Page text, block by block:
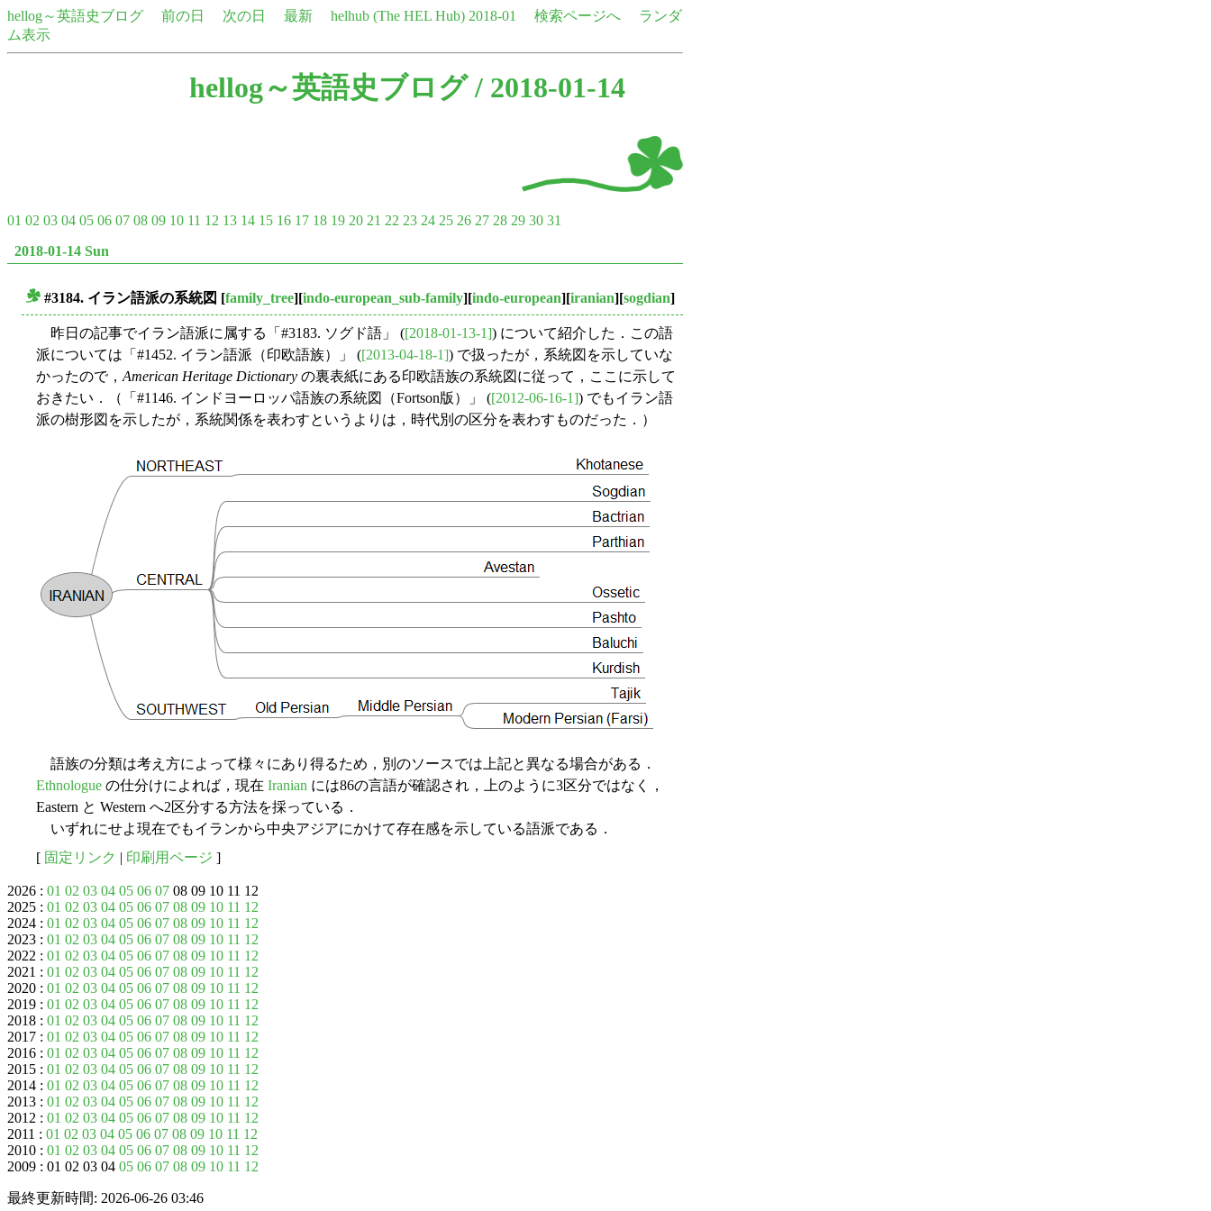
hellog～英語史ブログ 前の日 次の日 最新 helhub (The HEL Hub) 2018-01 検索ページへ
ランダ
ム表示
hellog～英語史ブログ/ 2018-01-14
01 02 03 04 05 06 07 08 09 10 11 12 13 14 15 16 17 18 19 20 21 22 23 24 25 26 27 28 29 30 31
2018-01-14 Sun
#3184. イラン語派の系統図 [family_tree][indo-european_sub-family][indo-european][iranian][sogdian]
昨日の記事でイラン語派に属する「#3183. ソグド語」 ([2018-01-13-1]) について紹介した．この語
派については「#1452. イラン語派（印欧語族）」 ([2013-04-18-1]) で扱ったが，系統図を示していな
かったので， American Heritage Dictionary の裏表紙にある印欧語族の系統図に従って，ここに示して
おきたい．（「#1146. インドヨーロッパ語族の系統図（Fortson版）」 ([2012-06-16-1]) でもイラン語
派の樹形図を示したが，系統関係を表わすというよりは，時代別の区分を表わすものだった．）
語族の分類は考え方によって様々にあり得るため，別のソースでは上記と異なる場合がある．
Ethnologue の仕分けによれば，現在 Iranian には86の言語が確認され，上のように3区分ではなく，
Eastern と Western へ2区分する方法を採っている．
いずれにせよ現在でもイランから中央アジアにかけて存在感を示している語派である．
[ 固定リンク | 印刷用ページ ]
2026 : 01 02 03 04 05 06 07 08 09 10 11 12
2025 : 01 02 03 04 05 06 07 08 09 10 11 12
2024 : 01 02 03 04 05 06 07 08 09 10 11 12
2023 : 01 02 03 04 05 06 07 08 09 10 11 12
2022 : 01 02 03 04 05 06 07 08 09 10 11 12
2021 : 01 02 03 04 05 06 07 08 09 10 11 12
2020 : 01 02 03 04 05 06 07 08 09 10 11 12
2019 : 01 02 03 04 05 06 07 08 09 10 11 12
2018 : 01 02 03 04 05 06 07 08 09 10 11 12
2017 : 01 02 03 04 05 06 07 08 09 10 11 12
2016 : 01 02 03 04 05 06 07 08 09 10 11 12
2015 : 01 02 03 04 05 06 07 08 09 10 11 12
2014 : 01 02 03 04 05 06 07 08 09 10 11 12
2013 : 01 02 03 04 05 06 07 08 09 10 11 12
2012 : 01 02 03 04 05 06 07 08 09 10 11 12
2011 : 01 02 03 04 05 06 07 08 09 10 11 12
2010 : 01 02 03 04 05 06 07 08 09 10 11 12
2009 : 01 02 03 04 05 06 07 08 09 10 11 12
最終更新時間: 2026-06-26 03:46